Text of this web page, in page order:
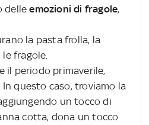
delleemozioni di fragole,
la pasta frolla, la
fragole.
il periodo primaverile,
questo caso, troviamo la
un tocco di
cotta, dona un tocco